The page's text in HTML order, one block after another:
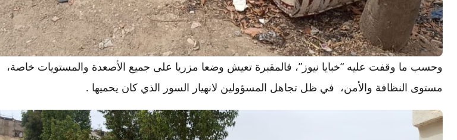
وحسب ما وقفت عليه “خبايا نيوز”، فالمقبرة تعيش وضعا مزريا على جميع الأصعدة والمستويات خاصة،
مستوى النظافة والأمن، في ظل تجاهل المسؤولين لانهيار السور الذي كان يحميها .